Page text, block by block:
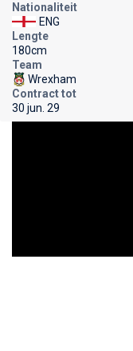
Nationaliteit
ENG
Lengte
180cm
Team
Wrexham
Contract tot
30 jun. 29